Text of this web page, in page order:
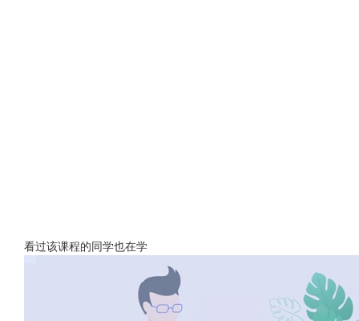
看过该课程的同学也在学